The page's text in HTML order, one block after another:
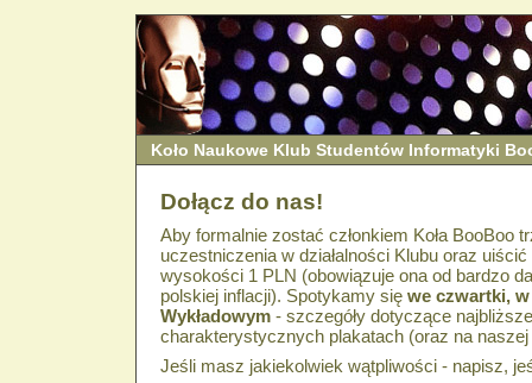
Koło Naukowe Klub Studentów Informatyki
Dołącz do nas!
Aby formalnie zostać członkiem Koła BooBoo
uczestniczenia w działalności Klubu oraz uiścić
wysokości 1 PLN (obowiązuje ona od bardzo
polskiej inflacji). Spotykamy się we czwartki,
Wykładowym - szczegóły dotyczące
charakterystycznych plakatach (oraz na naszej
Jeśli masz jakiekolwiek wątpliwości - napisz,